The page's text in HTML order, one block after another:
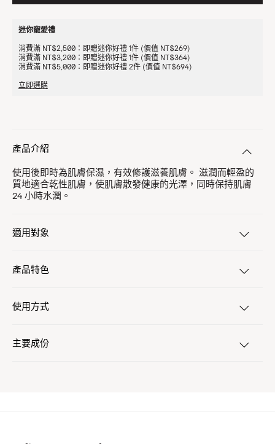
迷你寵愛禮
消費滿 NT$2,500：即贈迷你好禮 1件 (價值 NT$269)
消費滿 NT$3,200：即贈迷你好禮 1件 (價值 NT$364)
消費滿 NT$5,000：即贈迷你好禮 2件 (價值 NT$694)
立即選購
產品介紹
使用後即時為肌膚保濕，有效修護滋養肌膚。 滋潤而輕盈的
質地適合乾性肌膚，使肌膚散發健康的光澤，同時保持肌膚
24 小時水潤。
適用對象
產品特色
使用方式
主要成份